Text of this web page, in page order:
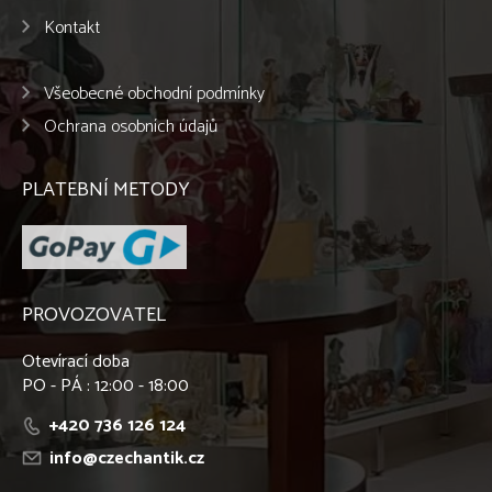
Kontakt
Všeobecné obchodní podmínky
Ochrana osobních údajů
PLATEBNÍ METODY
PROVOZOVATEL
Otevírací doba
PO - PÁ : 12:00 - 18:00
+420 736 126 124
info@czechantik.cz